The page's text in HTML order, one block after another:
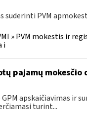
suderinti PVM
» PVM mokestis ir
i
pajamų mokesčio
apskaičiavimas ir
turint...